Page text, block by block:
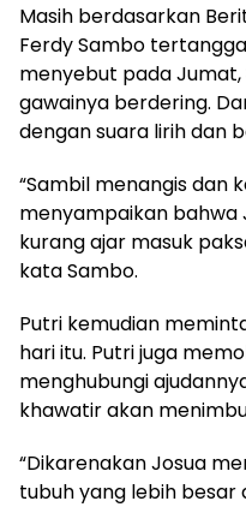
Masih berdasarkan
Ferdy Sambo
menyebut pada Jumat,
gawainya berdering.
dengan suara lirih dan
“Sambil menangis dan
menyampaikan bahwa
kurang ajar masuk
kata Sambo.
Putri kemudian
hari itu. Putri juga
menghubungi
khawatir akan
“Dikarenakan Josua
tubuh yang lebih besar